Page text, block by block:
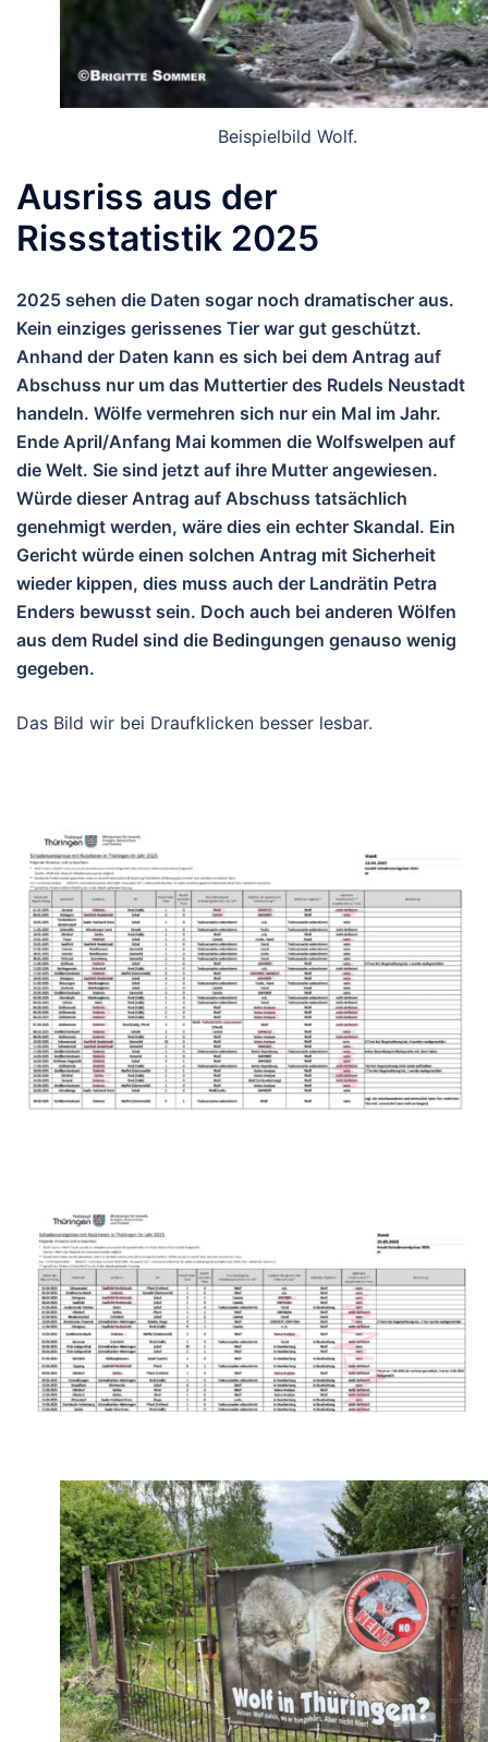
Beispielbild Wolf.
Ausriss aus der
Rissstatistik 2025
2025 sehen die Daten sogar noch dramatischer aus.
Kein einziges gerissenes Tier war gut geschützt.
Anhand der Daten kann es sich bei dem Antrag auf
Abschuss nur um das Muttertier des Rudels Neustadt
handeln. Wölfe vermehren sich nur ein Mal im Jahr.
Ende April/Anfang Mai kommen die Wolfswelpen auf
die Welt. Sie sind jetzt auf ihre Mutter angewiesen.
Würde dieser Antrag auf Abschuss tatsächlich
genehmigt werden, wäre dies ein echter Skandal. Ein
Gericht würde einen solchen Antrag mit Sicherheit
wieder kippen, dies muss auch der Landrätin Petra
Enders bewusst sein. Doch auch bei anderen Wölfen
aus dem Rudel sind die Bedingungen genauso wenig
gegeben.
Das Bild wir bei Draufklicken besser lesbar.